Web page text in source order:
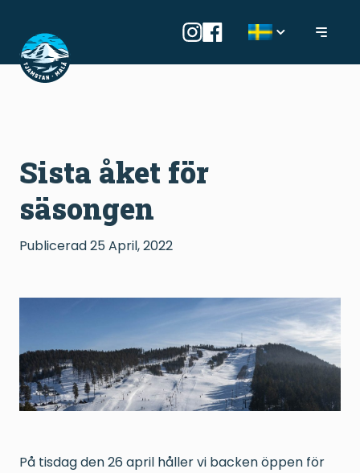
Sista åket för
säsongen
Publicerad25 April, 2022
På tisdag den 26 april håller vi backen öppen för